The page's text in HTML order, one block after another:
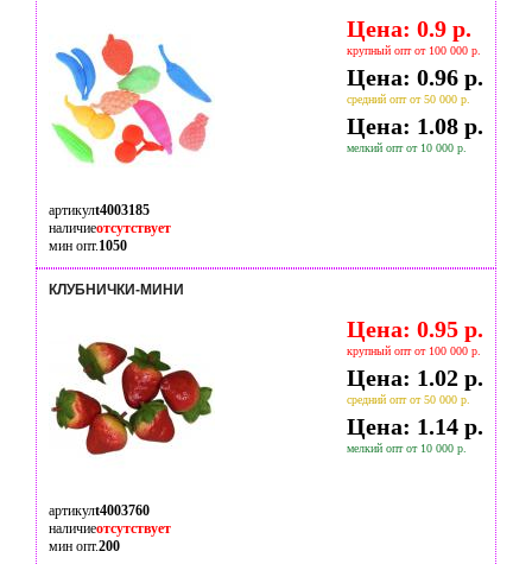
Цена: 0.9 р.
крупный опт от 100 000 р.
Цена: 0.96 р.
средний опт от 50 000 р.
Цена: 1.08 р.
мелкий опт от 10 000 р.
артикулt4003185
наличиеотсутствует
мин опт.1050
КЛУБНИЧКИ-МИНИ
Цена: 0.95 р.
крупный опт от 100 000 р.
Цена: 1.02 р.
средний опт от 50 000 р.
Цена: 1.14 р.
мелкий опт от 10 000 р.
артикулt4003760
наличиеотсутствует
мин опт.200